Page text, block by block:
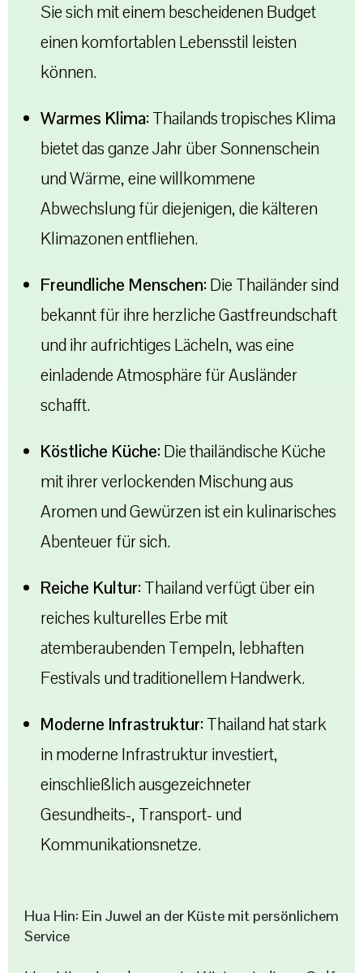
Sie sich mit einem bescheidenen Budget
einen komfortablen Lebensstil leisten
können.
Warmes Klima:Thailands tropisches Klima
bietet das ganze Jahr über Sonnenschein
und Wärme, eine willkommene
Abwechslung für diejenigen, die kälteren
Klimazonen entfliehen.
Freundliche Menschen:Die Thailänder sind
bekannt für ihre herzliche Gastfreundschaft
und ihr aufrichtiges Lächeln, was eine
einladende Atmosphäre für Ausländer
schafft.
Köstliche Küche:Die thailändische Küche
mit ihrer verlockenden Mischung aus
Aromen und Gewürzen ist ein kulinarisches
Abenteuer für sich.
Reiche Kultur:Thailand verfügt über ein
reiches kulturelles Erbe mit
atemberaubenden Tempeln, lebhaften
Festivals und traditionellem Handwerk.
Moderne Infrastruktur:Thailand hat stark
in moderne Infrastruktur investiert,
einschließlich ausgezeichneter
Gesundheits-, Transport- und
Kommunikationsnetze.
Hua Hin: Ein Juwel an der Küste mit persönlichem
Service